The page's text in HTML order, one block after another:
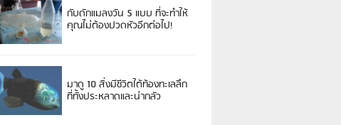
กับดักแมลงวัน 5 แบบ ที่จะทำให้
คุณไม่ต้องปวดหัวอีกต่อไป!
มาดู 10 สิ่งมีชีวิตใต้ท้องทะเลลึก
ที่ทั้งประหลาดและน่ากลัว